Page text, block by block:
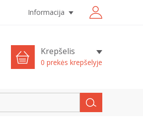
Informacija
Krepšelis
0 prekės krepšelyje